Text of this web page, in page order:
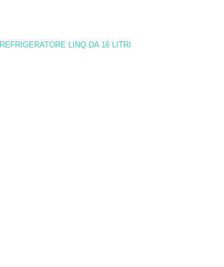
LINQ DA 16 LITRI